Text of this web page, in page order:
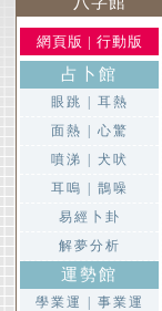
網頁版 | 行動版
占卜館
眼跳
耳熱
面熱
心驚
噴涕
犬吠
耳嗚
鵲噪
易經卜卦
解夢分析
運勢館
學業運
事業運